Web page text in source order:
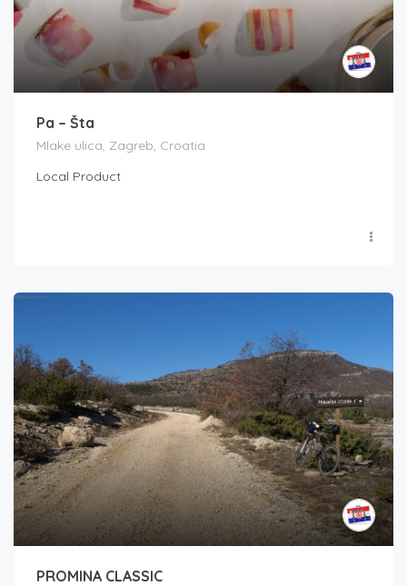
Pa – Šta
Mlake ulica, Zagreb, Croatia
Local Product
PROMINA CLASSIC